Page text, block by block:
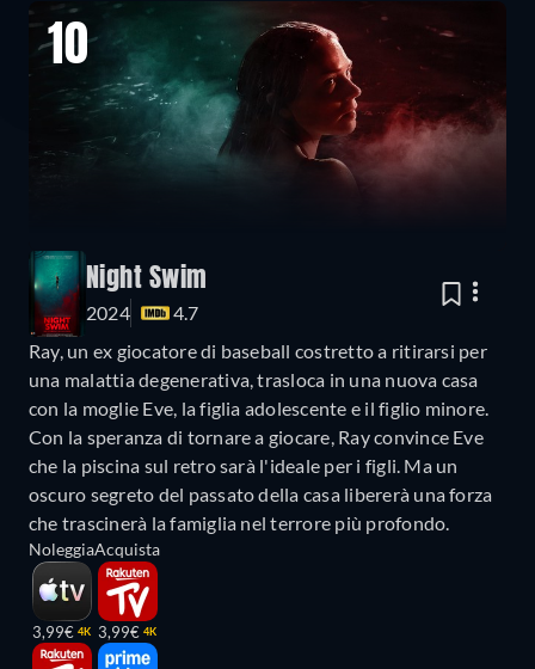
10
Night Swim
2024
4.7
Ray, un ex giocatore di baseball costretto a ritirarsi per
una malattia degenerativa, trasloca in una nuova casa
con la moglie Eve, la figlia adolescente e il figlio minore.
Con la speranza di tornare a giocare, Ray convince Eve
che la piscina sul retro sarà l'ideale per i figli. Ma un
oscuro segreto del passato della casa libererà una forza
che trascinerà la famiglia nel terrore più profondo.
Noleggia
3,99€ 4K
Acquista
3,99€ 4K